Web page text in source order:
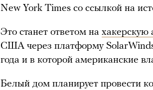
New York Times со ссылкой на
Это станет ответом на хакерскую
США через платформу
года и в которой американские
Белый дом планирует провести